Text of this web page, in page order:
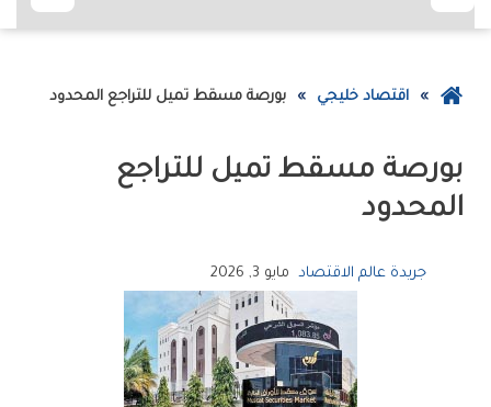
عودة
الصفحة
الرئيسية
اقتصاد خليجي بورصة‭ ‬مسقط‭ ‬تميل‭ ‬للتراجع‭ ‬المحدود
‬المحدود
جريدة عالم الاقتصاد مايو 3, 2026